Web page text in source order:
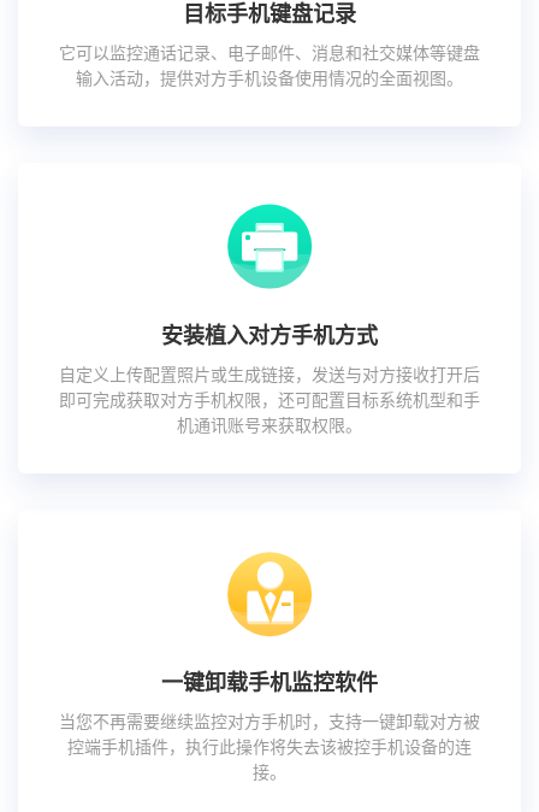
目标手机键盘记录
它可以监控通话记录、电子邮件、消息和社交媒体等键盘
输入活动，提供对方手机设备使用情况的全面视图。
安装植入对方手机方式
自定义上传配置照片或生成链接，发送与对方接收打开后
即可完成获取对方手机权限，还可配置目标系统机型和手
机通讯账号来获取权限。
一键卸载手机监控软件
当您不再需要继续监控对方手机时，支持一键卸载对方被
控端手机插件，执行此操作将失去该被控手机设备的连
接。